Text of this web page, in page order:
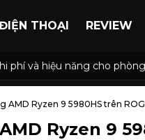
THOẠI REVIEW
phí và hiệu năng cho
AMD Ryzen 9 5980HS trên
Ryzen 9